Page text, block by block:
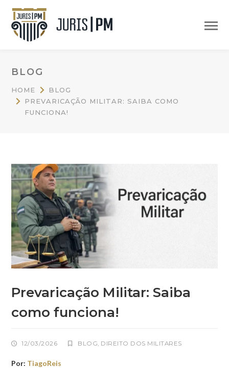
BLOG
HOME
BLOG
PREVARICAÇÃO MILITAR: SAIBA COMO
FUNCIONA!
Prevaricação Militar: Saiba
como funciona!
12/03/2026 BLOG, DIREITO DOS MILITARES
Por: TiagoReis